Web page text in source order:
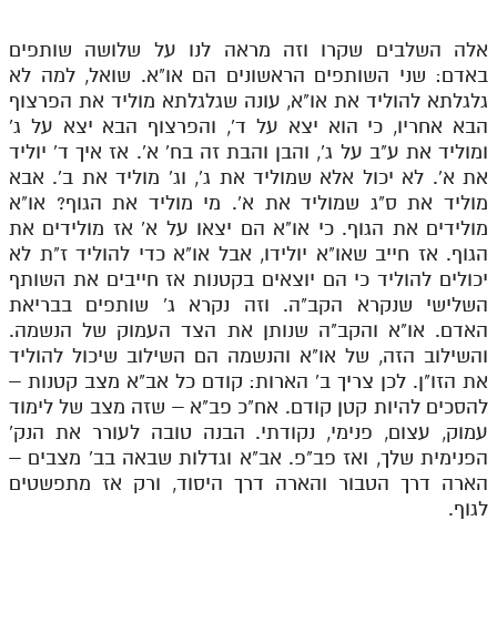
אלה השלבים שקרו וזה מראה לנו על שלושה שותפים
באדם: שני השותפים הראשונים הם או"א. שואל, למה לא
גלגלתא להוליד את או"א, עונה שגלגלתא מוליד את הפרצוף
הבא אחריו, כי הוא יצא על ד', והפרצוף הבא יצא על ג'
ומוליד את ע"ב על ג', והבן והבת זה בח' א'. אז איך ד' יוליד
את א'. לא יכול אלא שמוליד את ג', וג' מוליד את ב'. אבא
מוליד את ס"ג שמוליד את א'. מי מוליד את הגוף? או"א
מולידים את הגוף. כי או"א הם יצאו על א' אז מולידים את
הגוף. אז חייב שאו"א יולידו, אבל או"א כדי להוליד ז"ת לא
יכולים להוליד כי הם יוצאים בקטנות אז חייבים את השותף
השלישי שנקרא הקב"ה. וזה נקרא ג' שותפים בבריאת
האדם. או"א והקב"ה שנותן את הצד העמוק של הנשמה.
והשילוב הזה, של או"א והנשמה הם השילוב שיכול להוליד
את הזו"ן. לכן צריך ב' הארות: קודם כל אב"א מצב קטנות –
להסכים להיות קטן קודם. אח"כ פב"א – שזה מצב של לימוד
עמוק, עצום, פנימי, נקודתי. הבנה טובה לעורר את הנק'
הפנימית שלך, ואז פב"פ. אב"א וגדלות שבאה בב' מצבים –
הארה דרך הטבור והארה דרך היסוד, ורק אז מתפשטים
לגוף.